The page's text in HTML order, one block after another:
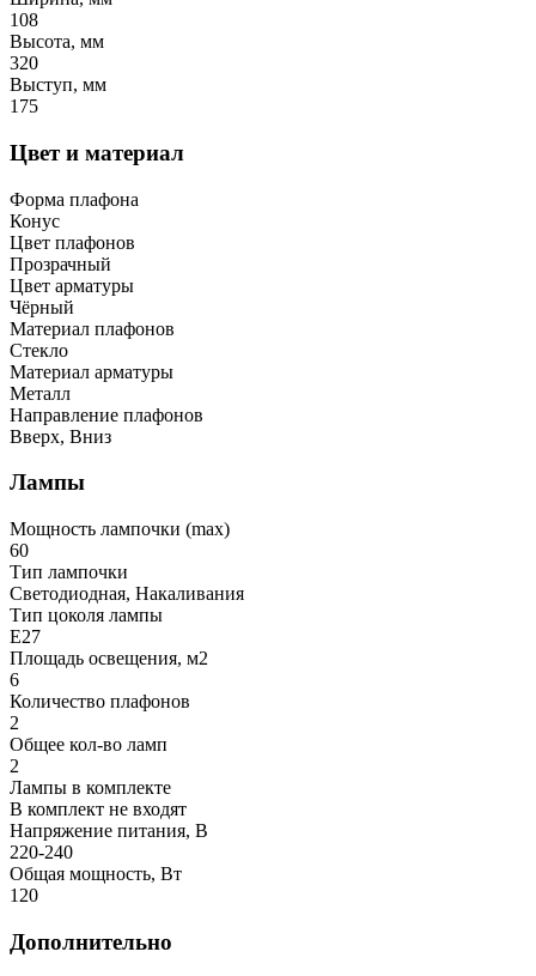
108
Высота, мм
320
Выступ, мм
175
Цвет и материал
Форма плафона
Конус
Цвет плафонов
Прозрачный
Цвет арматуры
Чёрный
Материал плафонов
Стекло
Материал арматуры
Металл
Направление плафонов
Вверх, Вниз
Лампы
Мощность лампочки (max)
60
Тип лампочки
Светодиодная, Накаливания
Тип цоколя лампы
E27
Площадь освещения, м2
6
Количество плафонов
2
Общее кол-во ламп
2
Лампы в комплекте
В комплект не входят
Напряжение питания, В
220-240
Общая мощность, Вт
120
Дополнительно